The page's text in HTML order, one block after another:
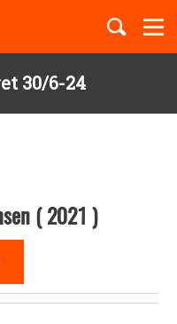
30/6-24
Temaer
(2021 )